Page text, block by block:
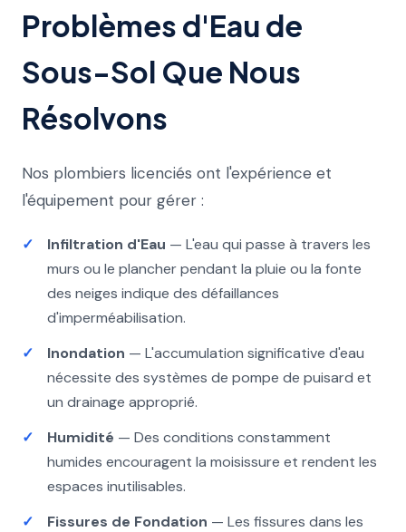
Problèmes d'Eau de
Sous-Sol Que Nous
Résolvons
Nos plombiers licenciés ont l'expérience et
l'équipement pour gérer :
Infiltration d'Eau — L'eau qui passe à travers les
murs ou le plancher pendant la pluie ou la fonte
des neiges indique des défaillances
d'imperméabilisation.
Inondation — L'accumulation significative d'eau
nécessite des systèmes de pompe de puisard et
un drainage approprié.
Humidité — Des conditions constamment
humides encouragent la moisissure et rendent les
espaces inutilisables.
Fissures de Fondation — Les fissures dans les